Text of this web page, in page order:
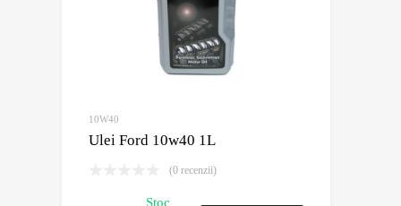
10W40
Ulei Ford 10w40 1L
(0 recenzii)
Stoc